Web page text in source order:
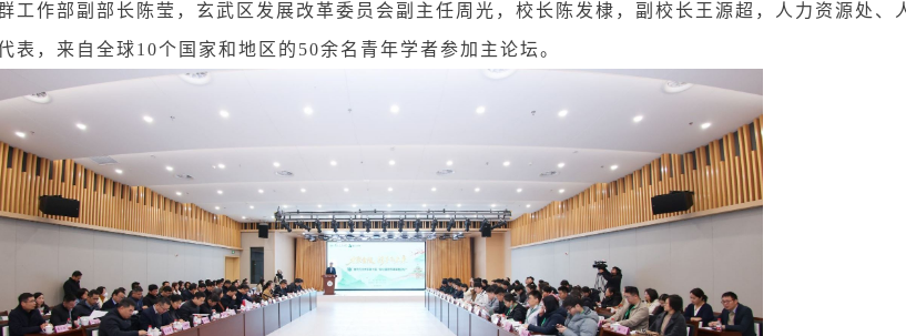
工作部副部长陈莹，玄武区发展改革委员会副主任周光，校长陈发棣，副校长王源超，人力资源处、
表，来自全球10个国家和地区的50余名青年学者参加主论坛。